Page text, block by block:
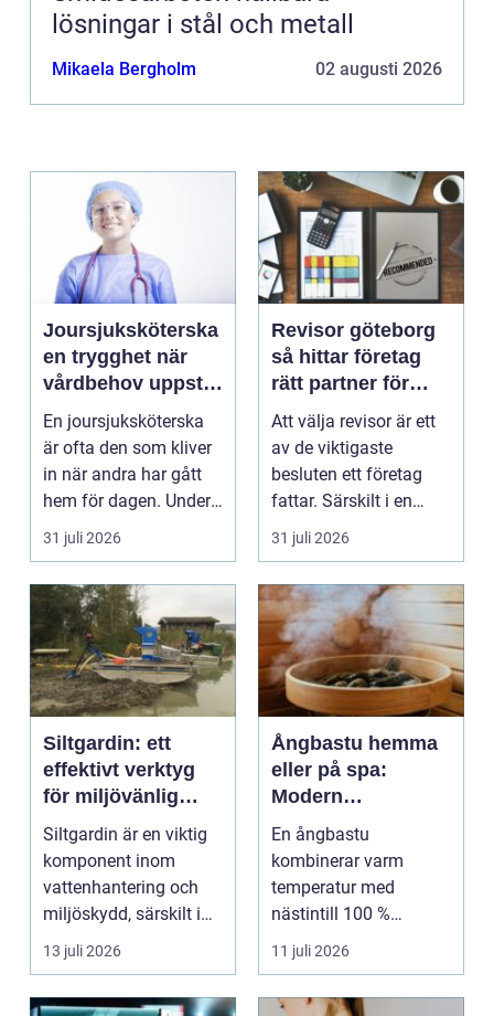
lösningar i stål och metall
Mikaela Bergholm 02 augusti 2026
Joursjuksköterska
en trygghet när
vårdbehov uppstår
dygnet runt
En joursjuksköterska
är ofta den som kliver
in när andra har gått
hem för dagen. Under
sena kvällar,...
31 juli 2026
Revisor göteborg
så hittar företag
rätt partner för
trygg tillväxt
Att välja revisor är ett
av de viktigaste
besluten ett företag
fattar. Särskilt i en
företagsintensi...
31 juli 2026
Siltgardin: ett
effektivt verktyg
för miljövänlig
vattenhantering
Siltgardin är en viktig
komponent inom
vattenhantering och
miljöskydd, särskilt i
verksamheter som i...
13 juli 2026
Ångbastu hemma
eller på spa:
Modern
återhämtning med
uråldrig logik
En ångbastu
kombinerar varm
temperatur med
nästintill 100 %
luftfuktighet för att
sk...
11 juli 2026